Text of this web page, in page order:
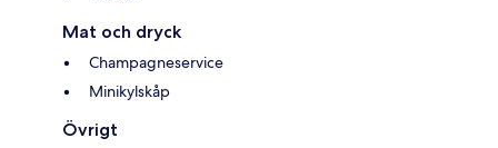
Mat och dryck
Champagneservice
Minikylskåp
Övrigt